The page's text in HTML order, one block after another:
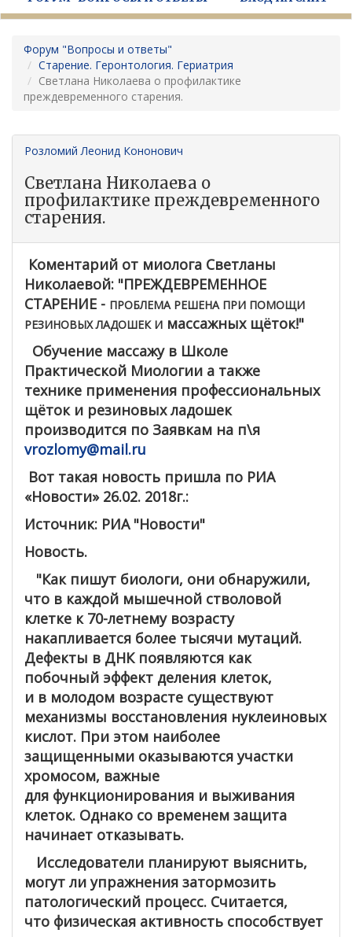
Форум "Вопросы и ответы"
Старение. Геронтология. Гериатрия
Светлана Николаева о профилактике
преждевременного старения.
Розломий Леонид Кононович
Светлана Николаева о
профилактике преждевременного
старения.
Коментарий от миолога Светланы
Николаевой: "ПРЕЖДЕВРЕМЕННОЕ
СТАРЕНИЕ - ПРОБЛЕМА РЕШЕНА ПРИ ПОМОЩИ
РЕЗИНОВЫХ ЛАДОШЕК И массажных щёток!"
Обучение массажу в Школе
Практической Миологии а также
технике применения профессиональных
щёток и резиновых ладошек
производится по Заявкам на п\я
vrozlomy@mail.ru
Вот такая новость пришла по РИА
«Новости» 26.02. 2018г.:
Источник: РИА "Новости"
Новость.
"Как пишут биологи, они обнаружили,
что в каждой мышечной стволовой
клетке к 70-летнему возрасту
накапливается более тысячи мутаций.
Дефекты в ДНК появляются как
побочный эффект деления клеток,
и в молодом возрасте существуют
механизмы восстановления нуклеиновых
кислот. При этом наиболее
защищенными оказываются участки
хромосом, важные
для функционирования и выживания
клеток. Однако со временем защита
начинает отказывать.
Исследователи планируют выяснить,
могут ли упражнения затормозить
патологический процесс. Считается,
что физическая активность способствует